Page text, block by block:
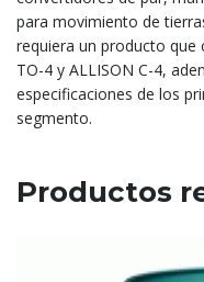
para movimiento de
requiera un producto que
TO-4 y ALLISON C-4,
especificaciones de los
segmento.
Productos